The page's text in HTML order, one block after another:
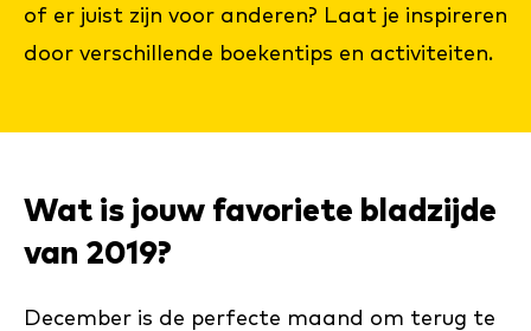
of er juist zijn voor anderen? Laat je inspireren
door verschillende boekentips en activiteiten.
Wat is jouw favoriete bladzijde
van 2019?
December is de perfecte maand om terug te